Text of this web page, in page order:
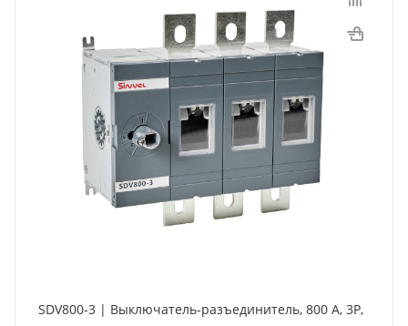
SDV800-3 | Выключатель-разъединитель, 800 А, 3Р,